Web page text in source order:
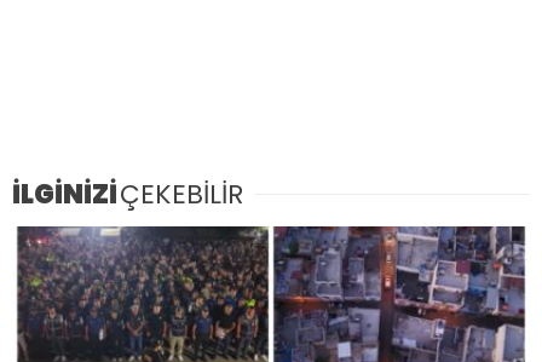
İLGİNİZİÇEKEBİLİR